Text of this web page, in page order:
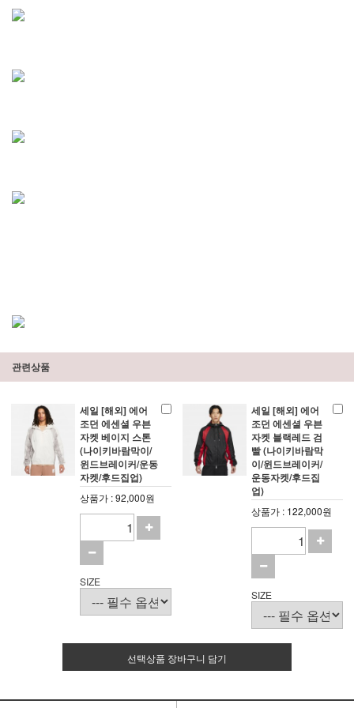
관련상품
세일 [해외] 에어
조던 에센셜 우븐
자켓 베이지 스톤
(나이키바람막이/
윈드브레이커/운동
자켓/후드집업)
상품가 : 92,000원
SIZE
세일 [해외] 에어
조던 에센셜 우븐
자켓 블랙레드 검
빨 (나이키바람막
이/윈드브레이커/
운동자켓/후드집
업)
상품가 : 122,000원
SIZE
선택상품 장바구니 담기